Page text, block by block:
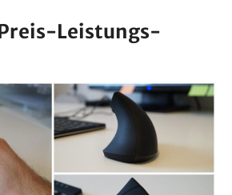
Leistungs-